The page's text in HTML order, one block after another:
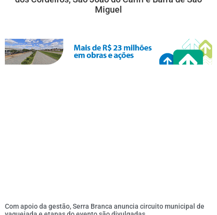
Miguel
Com apoio da gestão, Serra Branca anuncia circuito municipal de